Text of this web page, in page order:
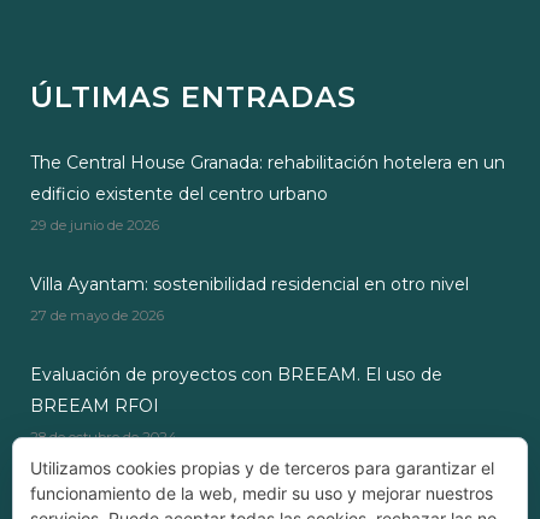
ÚLTIMAS ENTRADAS
The Central House Granada: rehabilitación hotelera en un
edificio existente del centro urbano
29 de junio de 2026
Villa Ayantam: sostenibilidad residencial en otro nivel
27 de mayo de 2026
Evaluación de proyectos con BREEAM. El uso de
BREEAM RFOI
28 de octubre de 2024
Utilizamos cookies propias y de terceros para garantizar el
funcionamiento de la web, medir su uso y mejorar nuestros